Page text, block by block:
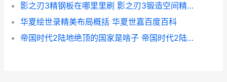
影之刃3精钢板在哪里里刷 影之刃3锻造空间精钢板
华夏绘世录精美布局概括 华夏世嘉百度百科
帝国时代2陆地绝顶的国家是啥子 帝国时代2陆地兵种打战船